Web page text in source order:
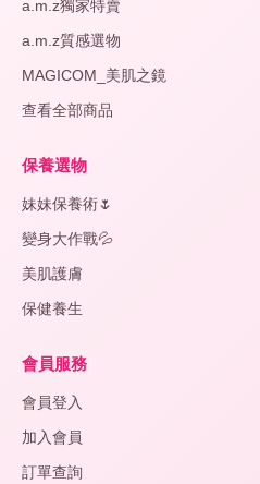
a.m.z獨家特賣
a.m.z質感選物
MAGICOM_美肌之鏡
查看全部商品
保養選物
妹妹保養術🌷
變身大作戰💦
美肌護膚
保健養生
會員服務
會員登入
加入會員
訂單查詢